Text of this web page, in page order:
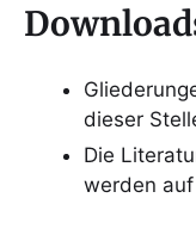
dieser
Die
werden